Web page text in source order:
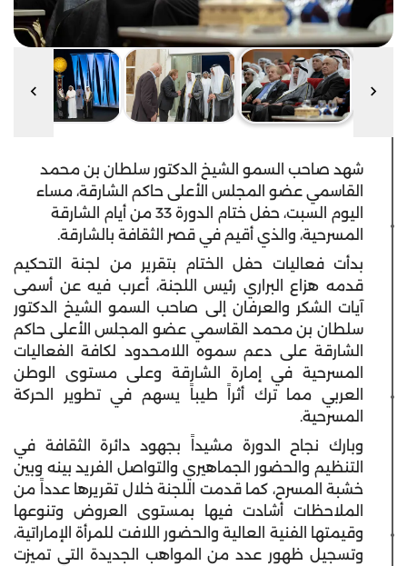
شهد صاحب السمو الشيخ الدكتور سلطان بن محمد
القاسمي عضو المجلس الأعلى حاكم الشارقة، مساء
اليوم السبت، حفل ختام الدورة 33 من أيام الشارقة
المسرحية، والذي أقيم في قصر الثقافة بالشارقة.
بدأت فعاليات حفل الختام بتقرير من لجنة التحكيم
قدمه هزاع البراري رئيس اللجنة، أعرب فيه عن أسمى
آيات الشكر والعرفان إلى صاحب السمو الشيخ الدكتور
سلطان بن محمد القاسمي عضو المجلس الأعلى حاكم
الشارقة على دعم سموه اللامحدود لكافة الفعاليات
المسرحية في إمارة الشارقة وعلى مستوى الوطن
العربي مما ترك أثراً طيباً يسهم في تطوير الحركة
المسرحية.
وبارك نجاح الدورة مشيداً بجهود دائرة الثقافة في
التنظيم والحضور الجماهيري والتواصل الفريد بينه وبين
خشبة المسرح، كما قدمت اللجنة خلال تقريرها عدداً من
الملاحظات أشادت فيها بمستوى العروض وتنوعها
وقيمتها الفنية العالية والحضور اللافت للمرأة الإماراتية،
وتسجيل ظهور عدد من المواهب الجديدة التي تميزت